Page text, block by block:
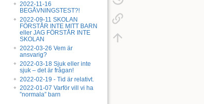
2022-11-16
BEGÅVNINGSTEST?!
2022-09-11 SKOLAN
FÖRSTÅR INTE MITT BARN
eller JAG FÖRSTÅR INTE
SKOLAN
2022-03-26 Vem är
ansvarig?
2022-03-18 Sjuk eller inte
sjuk – det är frågan!
2022-02-19 - Tid är relativt.
2022-01-07 Varför vill vi ha
”normala” barn